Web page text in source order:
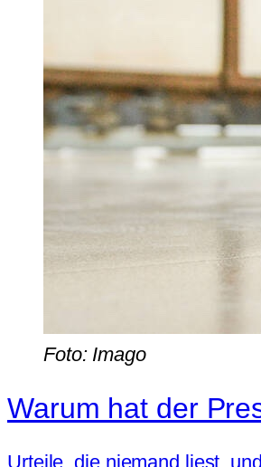
Foto: Imago
Warum hat der
Urteile, die niemand liest,